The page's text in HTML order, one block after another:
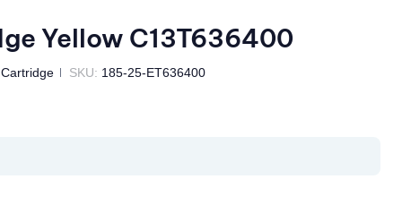
Yellow C13T636400
SKU: 185-25-ET636400